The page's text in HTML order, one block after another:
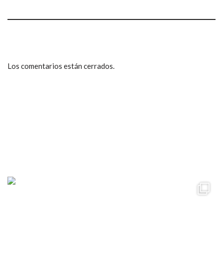
Los comentarios están cerrados.